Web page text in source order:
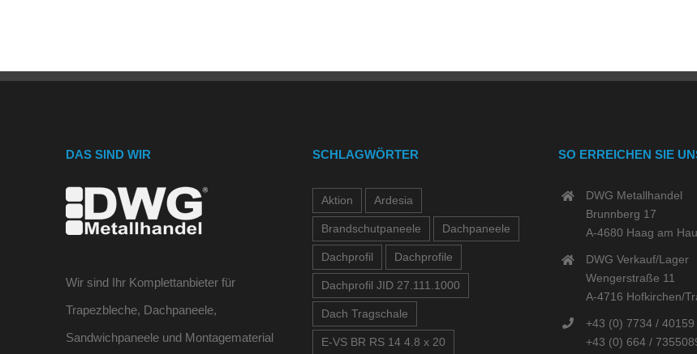
DAS SIND WIR
Wir sind Ihr Komplettanbieter für
Trapezbleche, Dachpaneele,
Sandwichpaneele und Montagematerial
SCHLAGWÖRTER
Aktion Ardesia
Brandschutpaneele Dachpaneele
Dachprofil Dachprofile
Dachprofil JID 27.111.1000
Dach Tragschale
E-VS BR RS 14 4.8 x 20
SO ERREICHEN SIE
DWG Metallhandel
Brunnberg 17
A-4680 Haag am
DWG Verkauf/Lager
Wengerstraße 11
A-4716 Hofkirchen/
+43 (0) 7734 / 40159
+43 (0) 664 /